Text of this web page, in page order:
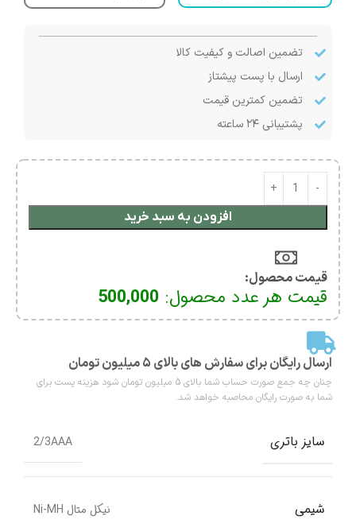
تضمین اصالت و کیفیت کالا
ارسال با پست پیشتاز
تضمین کمترین قیمت
پشتیبانی ۲۴ ساعته
افزودن به سبد خرید
قیمت محصول:​
قیمت هر عدد محصول: 500,000
ارسال رایگان برای سفارش های بالای ۵ میلیون تومان
چنان چه جمع صورت حساب شما بالای 5 میلیون تومان شود هزینه پست برای
شما به صورت رایگان محاصبه خواهد شد.
سایز باتری 2/3AAA
شیمی نیکل متال Ni-MH